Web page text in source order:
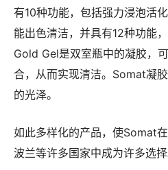
有10种功能，包括强力浸泡活
能出色清洁，并具有12种功能
Gold Gel是双室瓶中的凝胶，
合，从而实现清洁。Somat凝
的光泽。
如此多样化的产品，使Somat
波兰等许多国家中成为许多选择